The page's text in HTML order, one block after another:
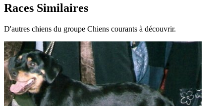
Races Similaires
D'autres chiens du groupe Chiens courants à découvrir.